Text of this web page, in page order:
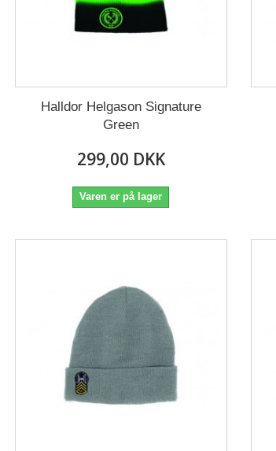
Halldor Helgason Signature
Green
299,00 DKK
Varen er på lager